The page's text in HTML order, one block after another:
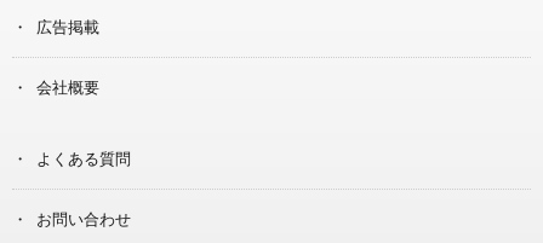
広告掲載
会社概要
よくある質問
お問い合わせ